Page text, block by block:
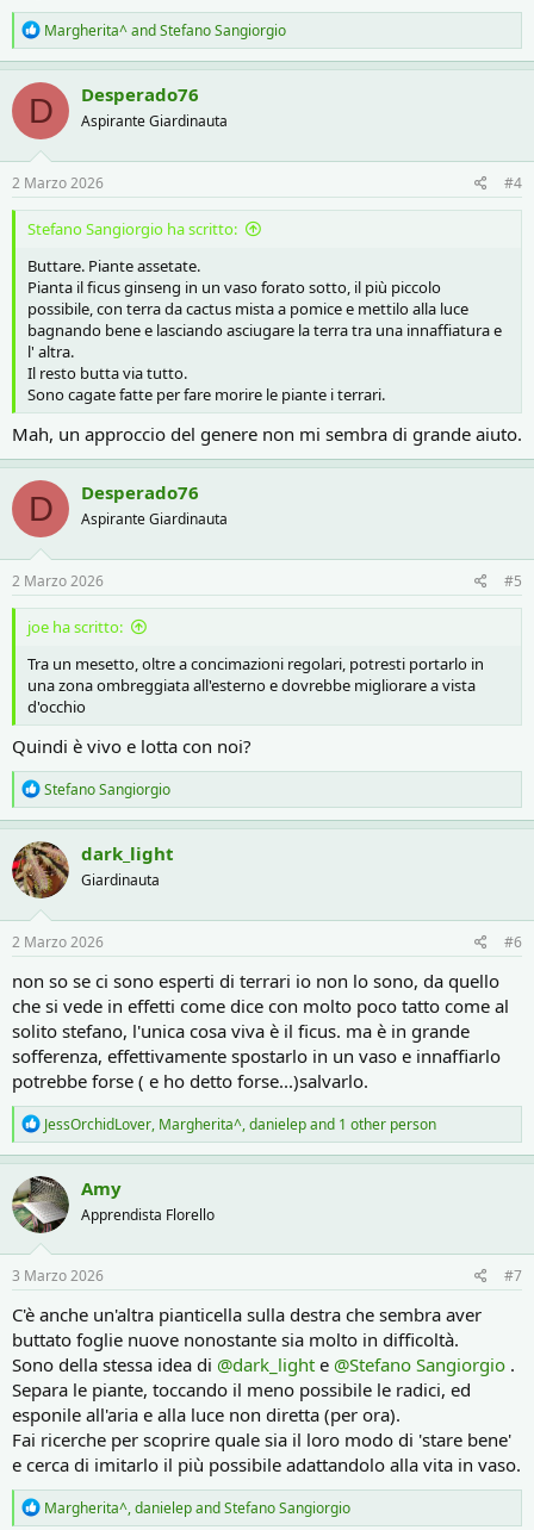
R
e
a
c
t
i
o
n
s
:
Margherita^andStefano Sangiorgio
D Desperado76
Aspirante Giardinauta
2 Marzo 2026 #4
Stefano Sangiorgio ha scritto:
Buttare. Piante assetate.
Pianta il ficus ginseng in un vaso forato sotto, il più piccolo
possibile, con terra da cactus mista a pomice e mettilo alla luce
bagnando bene e lasciando asciugare la terra tra una innaffiatura e
l' altra.
Il resto butta via tutto.
Sono cagate fatte per fare morire le piante i terrari.
Mah, un approccio del genere non mi sembra di grande aiuto.
D Desperado76
Aspirante Giardinauta
2 Marzo 2026 #5
joe ha scritto:
Tra un mesetto, oltre a concimazioni regolari, potresti portarlo in
una zona ombreggiata all'esterno e dovrebbe migliorare a vista
d'occhio
Quindi è vivo e lotta con noi?
R
e
a
c
t
i
o
n
s
:
Stefano Sangiorgio
dark_light
Giardinauta
2 Marzo 2026 #6
non so se ci sono esperti di terrari io non lo sono, da quello
che si vede in effetti come dice con molto poco tatto come al
solito stefano, l'unica cosa viva è il ficus. ma è in grande
sofferenza, effettivamente spostarlo in un vaso e innaffiarlo
potrebbe forse ( e ho detto forse...)salvarlo.
R
e
a
c
t
i
o
n
s
:
JessOrchidLover, Margherita^,danielepand 1 other person
Amy
Apprendista Florello
3 Marzo 2026 #7
C'è anche un'altra pianticella sulla destra che sembra aver
buttato foglie nuove nonostante sia molto in difficoltà.
Sono della stessa idea di @dark_light e @Stefano Sangiorgio .
Separa le piante, toccando il meno possibile le radici, ed
esponile all'aria e alla luce non diretta (per ora).
Fai ricerche per scoprire quale sia il loro modo di 'stare bene'
e cerca di imitarlo il più possibile adattandolo alla vita in vaso.
R
e
Margherita^,danielepandStefano Sangiorgio